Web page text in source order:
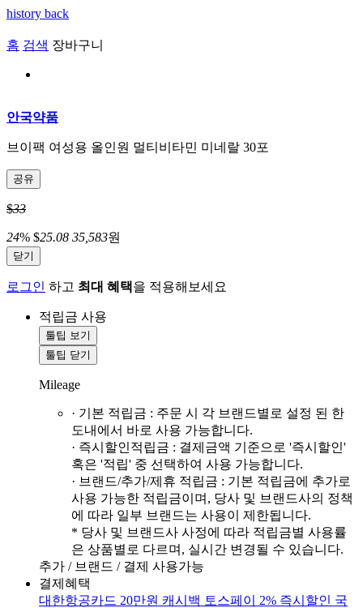
history back
홈 검색 장바구니
안국약품
브이팩 여성용 올인원 멀티비타민 미네랄 30포
공유
$33
24% $25.08 35,583원
닫기
로그인 하고 최대 혜택을 적용해보세요
적립금 사용
툴팁 보기
툴팁 닫기
Mileage
· 기본 적립금 : 주문 시 각 브랜드별로 설정 된 한
도내에서 바로 사용 가능합니다.
· 즉시할인적립금 : 결제금액 기준으로 '즉시할인'
혹은 '적립' 중 선택하여 사용 가능합니다.
· 브랜드/추가/제휴 적립금 : 기본 적립금에 추가로
사용 가능한 적립금이며, 당사 및 브랜드사의 정책
에 따라 일부 브랜드는 사용이 제한됩니다.
* 당사 및 브랜드사 사정에 따라 적립금별 사용률
은 상품별로 다르며, 실시간 변경될 수 있습니다.
추가 / 브랜드 / 결제 사용가능
결제혜택
대한항공카드 20만원 캐시백 토스페이 2% 즉시할인 국